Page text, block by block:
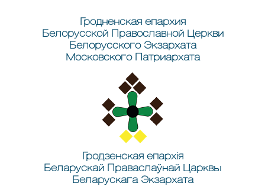
Гродненская епархия
Белорусской Православной Церкви
Белорусского Экзархата
Московского Патриархата
Гродзенская епархія
Беларускай Праваслаўнай Царквы
Беларускага Экзархата